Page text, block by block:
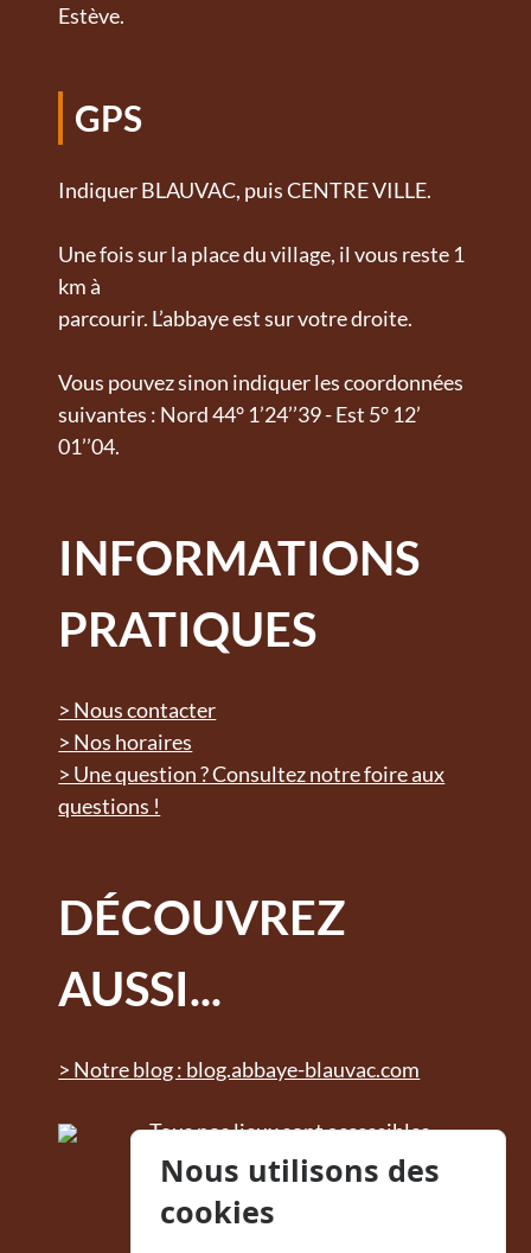
Estève.
GPS
Indiquer BLAUVAC, puis CENTRE VILLE.
Une fois sur la place du village, il vous reste 1
km à
parcourir. L’abbaye est sur votre droite.
Vous pouvez sinon indiquer les coordonnées
suivantes : Nord 44° 1’24’’39 - Est 5° 12’
01’’04.
INFORMATIONS
PRATIQUES
> Nous contacter
> Nos horaires
> Une question ? Consultez notre foire aux
questions !
DÉCOUVREZ
AUSSI...
> Notre blog : blog.abbaye-blauvac.com
Tous nos lieux sont accessibles
aux personnes à mobilité
réduite. Des sanitaires adaptés
sont à disposition.
Nous utilisons des
cookies